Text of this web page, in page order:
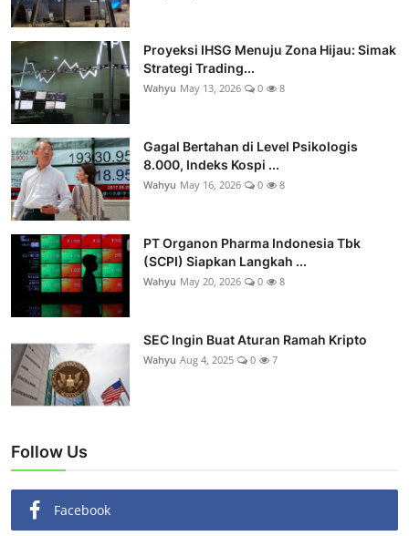
Proyeksi IHSG Menuju Zona Hijau: Simak
Strategi Trading...
Wahyu May 13, 2026 0 8
Gagal Bertahan di Level Psikologis
8.000, Indeks Kospi ...
Wahyu May 16, 2026 0 8
PT Organon Pharma Indonesia Tbk
(SCPI) Siapkan Langkah ...
Wahyu May 20, 2026 0 8
SEC Ingin Buat Aturan Ramah Kripto
Wahyu Aug 4, 2025 0 7
Follow Us
Facebook